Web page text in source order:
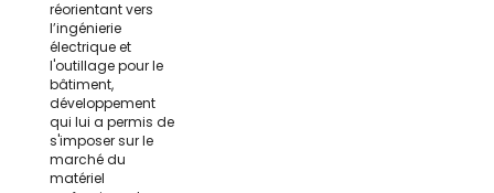
réorientant vers
l’ingénierie
électrique et
l'outillage pour le
bâtiment,
développement
qui lui a permis de
s'imposer sur le
marché du
matériel